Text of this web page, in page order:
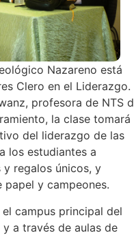
Nazareno está
Clero en el Liderazgo.
profesora de NTS
la clase tomará
del liderazgo de las
los estudiantes a
regalos únicos, y
papel y campeones.
campus principal del
y a través de aulas de